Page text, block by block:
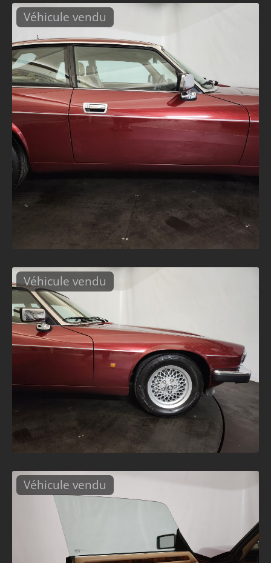
Véhicule vendu
Véhicule vendu
Véhicule vendu